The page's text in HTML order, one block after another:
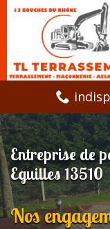
Entreprise de
Eguilles 13510
Nos